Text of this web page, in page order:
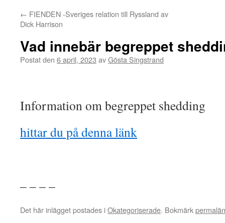
till← FIENDEN -Sveriges relation till Ryssland av
Dick Harrison
Vad innebär begreppet
Postat den 6 april, 2023 avGösta Singstrand
Information om begreppet shedding
hittar du på denna länk
– – – –
Det här inlägget postades iOkategoriserade. Bokmärk